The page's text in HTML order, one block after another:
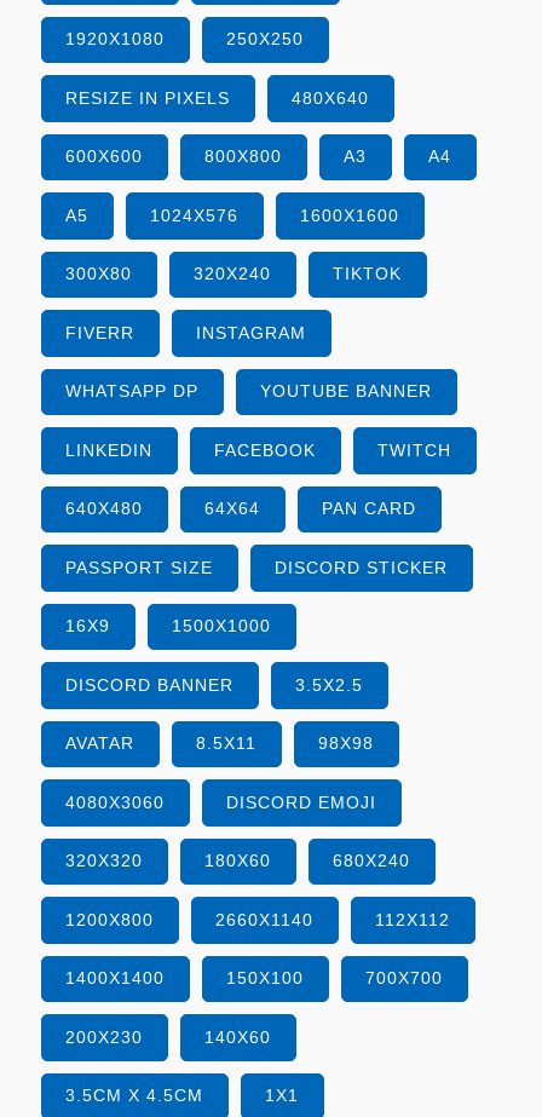
1920X1080 250X250
RESIZE IN PIXELS 480X640
600X600 800X800 A3 A4
A5 1024X576 1600X1600
300X80 320X240 TIKTOK
FIVERR INSTAGRAM
WHATSAPP DP YOUTUBE BANNER
LINKEDIN FACEBOOK TWITCH
640X480 64X64 PAN CARD
PASSPORT SIZE DISCORD STICKER
16X9 1500X1000
DISCORD BANNER 3.5X2.5
AVATAR 8.5X11 98X98
4080X3060 DISCORD EMOJI
320X320 180X60 680X240
1200X800 2660X1140 112X112
1400X1400 150X100 700X700
200X230 140X60
3.5CM X 4.5CM 1X1